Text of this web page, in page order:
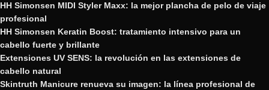
HH Simonsen MIDI Styler Maxx: la mejor plancha de pelo de viaje
profesional
HH Simonsen Keratin Boost: tratamiento intensivo para un
cabello fuerte y brillante
Extensiones UV SENS: la revolución en las extensiones de
cabello natural
Skintruth Manicure renueva su imagen: la línea profesional de